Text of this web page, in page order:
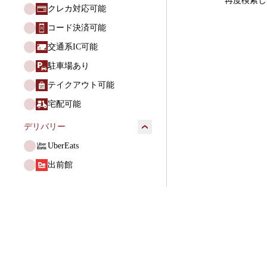
クレカ対応可能
コード決済可能
交通系IC可能
駐車場あり
テイクアウト可能
宅配可能
デリバリー
UberEats
出前館